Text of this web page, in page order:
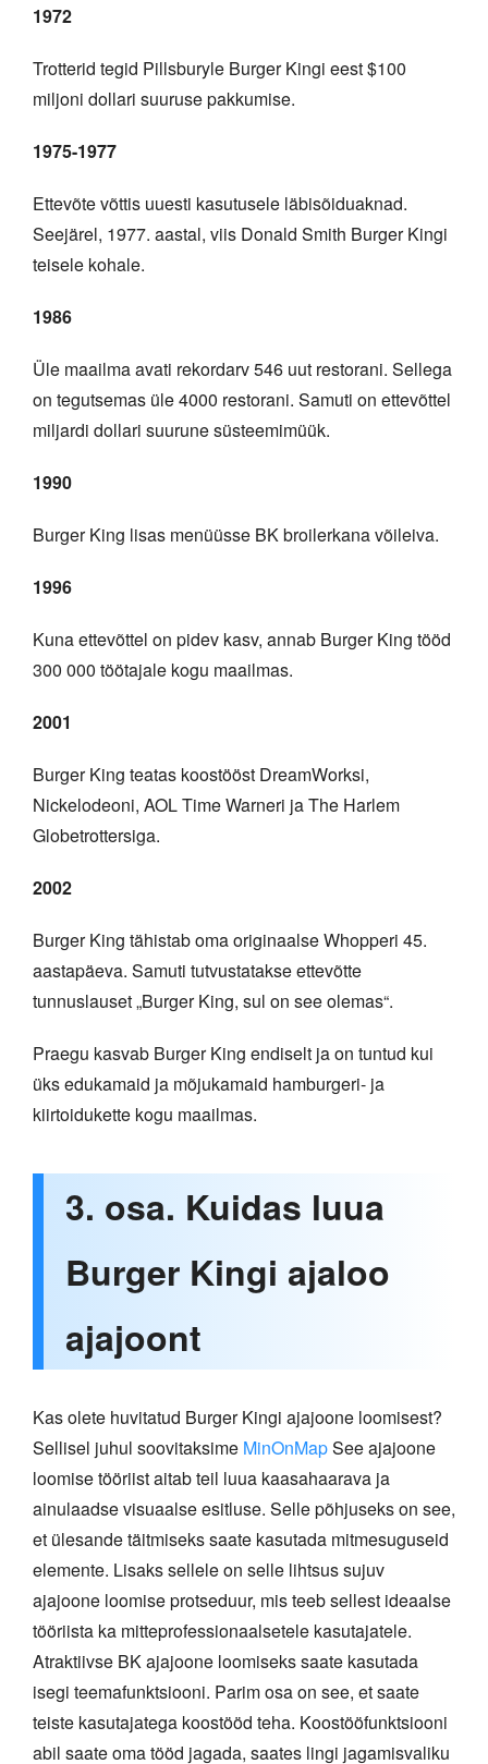
1972
Trotterid tegid Pillsburyle Burger Kingi eest $100
miljoni dollari suuruse pakkumise.
1975-1977
Ettevõte võttis uuesti kasutusele läbisõiduaknad.
Seejärel, 1977. aastal, viis Donald Smith Burger Kingi
teisele kohale.
1986
Üle maailma avati rekordarv 546 uut restorani. Sellega
on tegutsemas üle 4000 restorani. Samuti on ettevõttel
miljardi dollari suurune süsteemimüük.
1990
Burger King lisas menüüsse BK broilerkana võileiva.
1996
Kuna ettevõttel on pidev kasv, annab Burger King tööd
300 000 töötajale kogu maailmas.
2001
Burger King teatas koostööst DreamWorksi,
Nickelodeoni, AOL Time Warneri ja The Harlem
Globetrottersiga.
2002
Burger King tähistab oma originaalse Whopperi 45.
aastapäeva. Samuti tutvustatakse ettevõtte
tunnuslauset „Burger King, sul on see olemas“.
Praegu kasvab Burger King endiselt ja on tuntud kui
üks edukamaid ja mõjukamaid hamburgeri- ja
kiirtoidukette kogu maailmas.
3. osa. Kuidas luua
Burger Kingi ajaloo
ajajoont
Kas olete huvitatud Burger Kingi ajajoone loomisest?
Sellisel juhul soovitaksime MinOnMapSee ajajoone
loomise tööriist aitab teil luua kaasahaarava ja
ainulaadse visuaalse esitluse. Selle põhjuseks on see,
et ülesande täitmiseks saate kasutada mitmesuguseid
elemente. Lisaks sellele on selle lihtsus sujuv
ajajoone loomise protseduur, mis teeb sellest ideaalse
tööriista ka mitteprofessionaalsetele kasutajatele.
Atraktiivse BK ajajoone loomiseks saate kasutada
isegi teemafunktsiooni. Parim osa on see, et saate
teiste kasutajatega koostööd teha. Koostööfunktsiooni
abil saate oma tööd jagada, saates lingi jagamisvaliku